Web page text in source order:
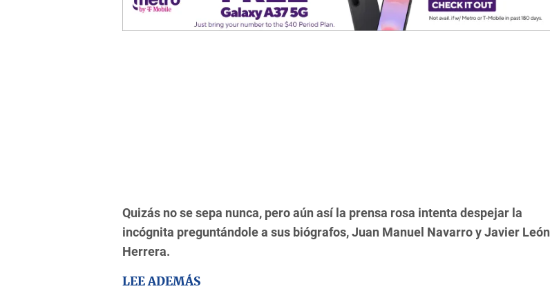
Quizás no se sepa nunca, pero aún así la prensa rosa intenta despejar la
incógnita preguntándole a sus biógrafos, Juan Manuel Navarro y Javier León
Herrera.
LEE ADEMÁS